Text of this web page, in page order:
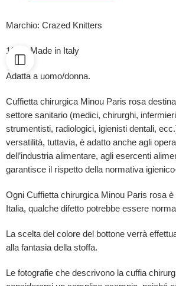
Marchio: Crazed Knitters
100% Made in Italy
Adatta a uomo/donna.
Cuffietta chirurgica Minou Paris rosa
settore sanitario (medici, chirurghi,
strumentisti, radiologici, igienisti dentali,
versatilità, tuttavia, è adatto anche agli
dell’industria alimentare, agli esercenti
garantisce il rispetto della normativa
Ogni Cuffietta chirurgica Minou Paris rosa è
Italia, qualche difetto potrebbe essere
La scelta del colore del bottone verrà
alla fantasia della stoffa.
Le fotografie che descrivono la cuffia